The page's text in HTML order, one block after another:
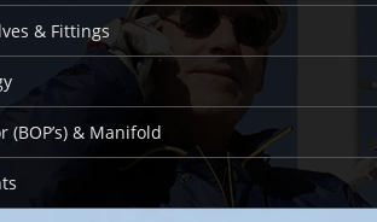
& Fittings
(BOP’s) & Manifold